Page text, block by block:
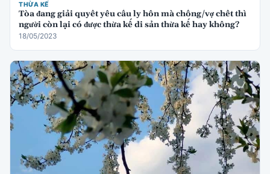
THỪA KẾ
Tòa đang giải quyết yêu cầu ly hôn mà chồng/vợ chết thì
người còn lại có được thừa kế di sản thừa kế hay không?
18/05/2023